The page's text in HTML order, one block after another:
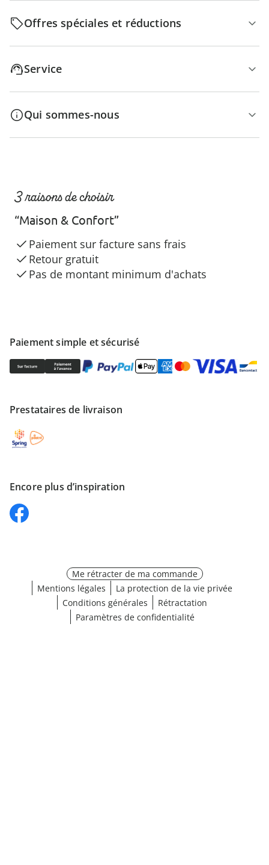
Offres spéciales et réductions
Service
Qui sommes-nous
Paiement simple et sécurisé
Prestataires de livraison
Encore plus d’inspiration
3 raisons de choisir
“Maison & Confort”
Paiement sur facture sans frais
Retour gratuit
Pas de montant minimum d'achats
Me rétracter de ma commande
Mentions légales
La protection de la vie privée
Conditions générales
Rétractation
Paramètres de confidentialité